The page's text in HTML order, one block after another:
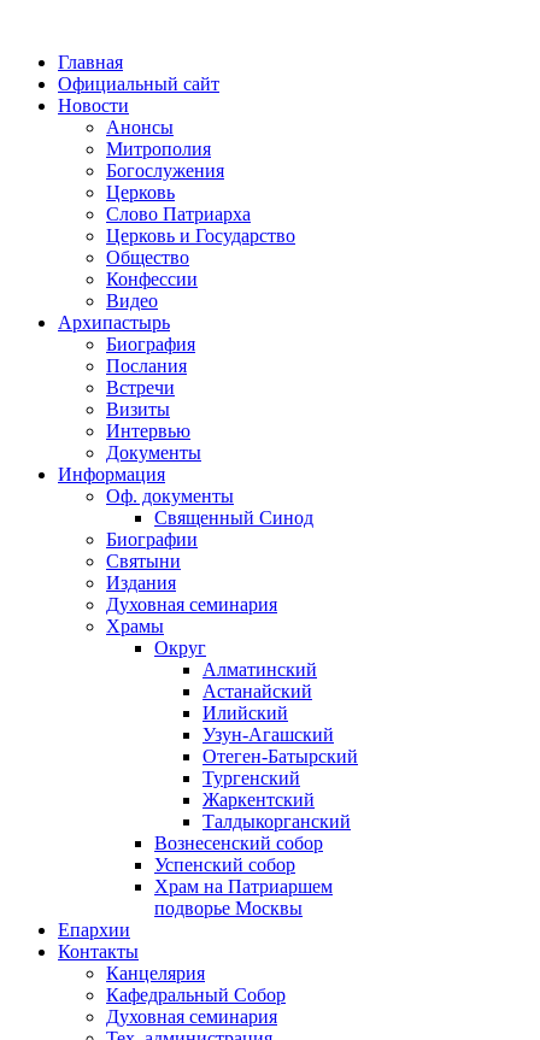
Главная
Официальный сайт
Новости
Анонсы
Митрополия
Богослужения
Церковь
Слово Патриарха
Церковь и Государство
Общество
Конфессии
Видео
Архипастырь
Биография
Послания
Встречи
Визиты
Интервью
Документы
Информация
Оф. документы
Священный Синод
Биографии
Святыни
Издания
Духовная семинария
Храмы
Округ
Алматинский
Астанайский
Илийский
Узун-Агашский
Отеген-Батырский
Тургенский
Жаркентский
Талдыкорганский
Вознесенский собор
Успенский собор
Храм на Патриаршем
подворье Москвы
Епархии
Контакты
Канцелярия
Кафедральный Собор
Духовная семинария